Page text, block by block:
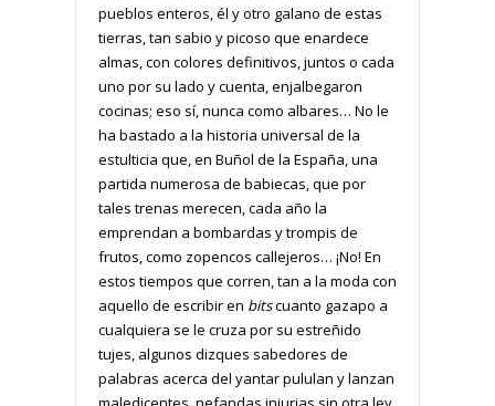
pueblos enteros, él y otro galano de estas
tierras, tan sabio y picoso que enardece
almas, con colores definitivos, juntos o cada
uno por su lado y cuenta, enjalbegaron
cocinas; eso sí, nunca como albares… No le
ha bastado a la historia universal de la
estulticia que, en Buñol de la España, una
partida numerosa de babiecas, que por
tales trenas merecen, cada año la
emprendan a bombardas y trompis de
frutos, como zopencos callejeros… ¡No! En
estos tiempos que corren, tan a la moda con
aquello de escribir en bitscuanto gazapo a
cualquiera se le cruza por su estreñido
tujes, algunos dizques sabedores de
palabras acerca del yantar pululan y lanzan